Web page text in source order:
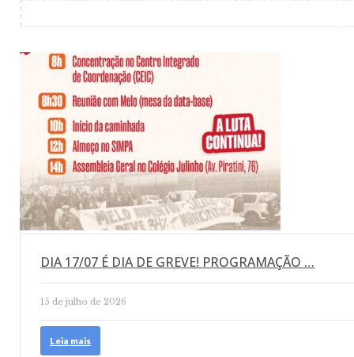
DIA 17/07 É DIA DE GREVE! PROGRAMAÇÃO …
15 de julho de 2026
Leia mais